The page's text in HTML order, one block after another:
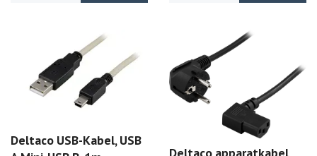
Deltaco USB-Kabel, USB
Deltaco apparatkabel,